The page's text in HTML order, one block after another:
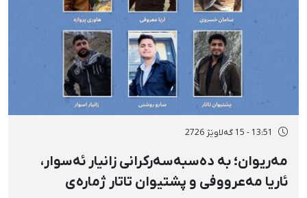
13:51 - 15 گەلاوێژ 2726
مەریوان؛ بە دەسبەسەرکرانی زانیار ئەسوار،
ئاریا مەعرووفی و پشتیوان تاتار ژمارەی